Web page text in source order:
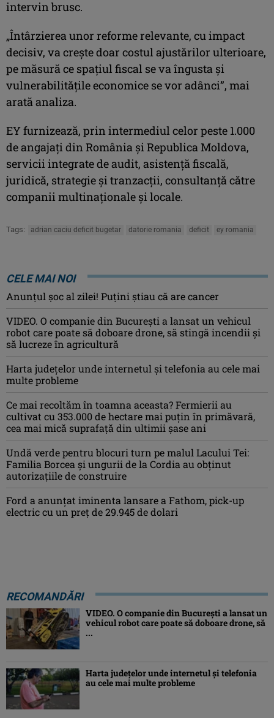
intervin brusc.
„Întârzierea unor reforme relevante, cu impact
decisiv, va creşte doar costul ajustărilor ulterioare,
pe măsură ce spaţiul fiscal se va îngusta şi
vulnerabilităţile economice se vor adânci”, mai
arată analiza.
EY furnizează, prin intermediul celor peste 1.000
de angajaţi din România şi Republica Moldova,
servicii integrate de audit, asistenţă fiscală,
juridică, strategie şi tranzacţii, consultanţă către
companii multinaţionale şi locale.
Tags: adrian caciu deficit bugetar datorie romania deficit ey romania
CELE MAI NOI
Anunţul şoc al zilei! Puţini ştiau că are cancer
VIDEO. O companie din București a lansat un vehicul
robot care poate să doboare drone, să stingă incendii și
să lucreze în agricultură
Harta județelor unde internetul și telefonia au cele mai
multe probleme
Ce mai recoltăm în toamna aceasta? Fermierii au
cultivat cu 353.000 de hectare mai puțin în primăvară,
cea mai mică suprafață din ultimii șase ani
Undă verde pentru blocuri turn pe malul Lacului Tei:
Familia Borcea și ungurii de la Cordia au obținut
autorizațiile de construire
Ford a anunțat iminenta lansare a Fathom, pick-up
electric cu un preț de 29.945 de dolari
RECOMANDĂRI
VIDEO. O companie din București a lansat un
vehicul robot care poate să doboare drone, să
...
Harta județelor unde internetul și telefonia
au cele mai multe probleme